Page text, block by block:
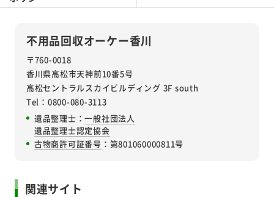
不用品回収オーケー香川
〒760-0018
香川県高松市天神前10番5号
高松セントラルスカイビルディング 3F south
Tel：0800-080-3113
遺品整理士：一般社団法人
遺品整理士認定協会
古物商許可証番号 ：第801060000811号
関連サイト